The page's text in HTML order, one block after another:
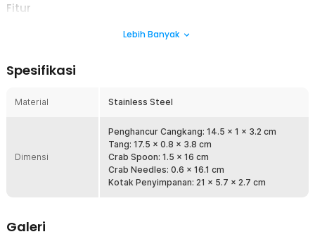
Fitur
alat ini juga efektif digunakan untuk memecahkan kacang maupun
menyantap hidangan laut dan camilan menjadi jauh lebih praktis.
Set ini terbuat dari stainless steel berkualitas tinggi yang tahan
karat dan kuat untuk penggunaan jangka panjang. Selain awet,
material ini mudah dibersihkan sehingga Anda bisa mencucinya
seperti peralatan dapur biasa. Desain kokohnya juga membuat crab
crackers tetap tajam dan efisien meski sering digunakan.
dilengkapi crab spoon dan crab needle untuk mengorek daging di
Lebih Banyak
Spesifikasi
Material Stainless Steel
Dimensi
Penghancur Cangkang: 14.5 x 1 x 3.2 cm
Tang: 17.5 x 0.8 x 3.8 cm
Crab Spoon: 1.5 x 16 cm
Crab Needles: 0.6 x 16.1 cm
Kotak Penyimpanan: 21 x 5.7 x 2.7 cm
Galeri